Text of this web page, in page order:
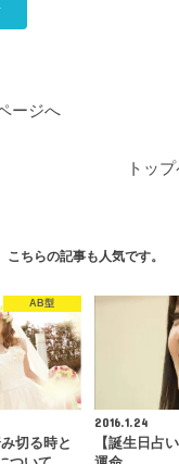
ージへ
トッ
こちらの記事も人気です。
AB型
切る時と
2016.1.24
【誕生日占